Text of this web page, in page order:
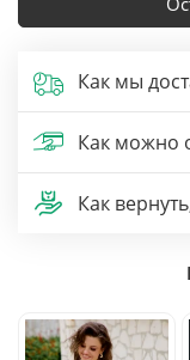
Как мы
Как можно
Как